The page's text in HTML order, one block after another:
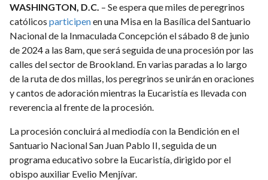
WASHINGTON, D.C. – Se espera que miles de peregrinos
católicosparticipenen una Misa en la Basílica del Santuario
Nacional de la Inmaculada Concepción el sábado 8 de junio
de 2024 a las 8am, que será seguida de una procesión por las
calles del sector de Brookland. En varias paradas a lo largo
de la ruta de dos millas, los peregrinos se unirán en oraciones
y cantos de adoración mientras la Eucaristía es llevada con
reverencia al frente de la procesión.
La procesión concluirá al mediodía con la Bendición en el
Santuario Nacional San Juan Pablo II, seguida de un
programa educativo sobre la Eucaristía, dirigido por el
obispo auxiliar Evelio Menjívar.